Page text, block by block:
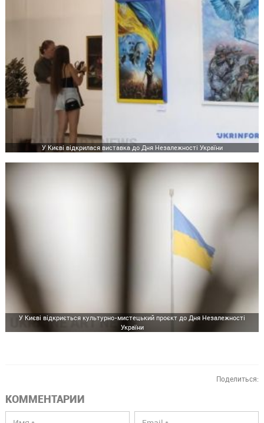
У Києві відкрилася виставка до Дня Незалежності України
У Києві відкриється культурно-мистецький проєкт до Дня Незалежності
України
Поделиться:
КОММЕНТАРИИ